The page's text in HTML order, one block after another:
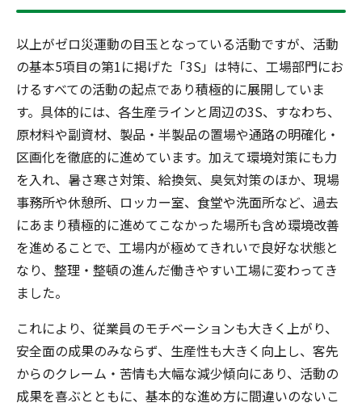
以上がゼロ災運動の目玉となっている活動ですが、活動
の基本5項目の第1に掲げた「3S」は特に、工場部門にお
けるすべての活動の起点であり積極的に展開していま
す。具体的には、各生産ラインと周辺の3S、すなわち、
原材料や副資材、製品・半製品の置場や通路の明確化・
区画化を徹底的に進めています。加えて環境対策にも力
を入れ、暑さ寒さ対策、給換気、臭気対策のほか、現場
事務所や休憩所、ロッカー室、食堂や洗面所など、過去
にあまり積極的に進めてこなかった場所も含め環境改善
を進めることで、工場内が極めてきれいで良好な状態と
なり、整理・整頓の進んだ働きやすい工場に変わってき
ました。
これにより、従業員のモチベーションも大きく上がり、
安全面の成果のみならず、生産性も大きく向上し、客先
からのクレーム・苦情も大幅な減少傾向にあり、活動の
成果を喜ぶとともに、基本的な進め方に間違いのないこ